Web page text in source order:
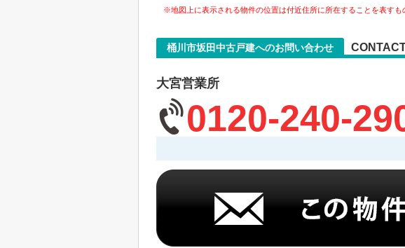
※地図上に表示される物件の位置は付近住所に所在することを表すも
桶川市坂田中古戸建へのお問い合わせ
大宮営業所
0120-240-